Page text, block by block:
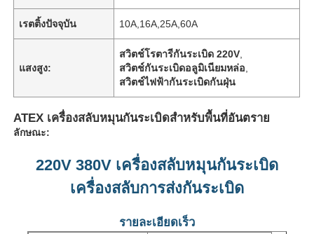
เรตติ้งปัจจุบัน 10A,16A,25A,60A
แสงสูง:
สวิตช์โรตารีกันระเบิด 220V
สวิตช์กันระเบิดอลูมิเนียมหล่อ
สวิตช์ไฟฟ้ากันระเบิดกันฝุ่น
ATEX เครื่องสลับหมุนกันระเบิดสําหรับพื้นที่อันตราย
ลักษณะ:
220V 380V เครื่องสลับหมุนกันระเบิด
เครื่องสลับการส่งกันระเบิด
รายละเอียดเร็ว